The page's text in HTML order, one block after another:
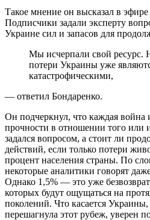
Такое мнение он высказал в эфире
Подписчики задали эксперту
Украине сил и запасов для
Мы исчерпали свой ресурс.
потери Украины уже
катастрофическими,
— ответил Бондаренко.
Он подчеркнул, что каждая война
прочности в отношении того или
задался вопросом, а стоит ли
действий, если только потери
процент населения страны. По
некоторые аналитики говорят
Однако 1,5% — это уже
которых будут ощущаться на
поколений. Что касается
перешагнула этот рубеж, уверен